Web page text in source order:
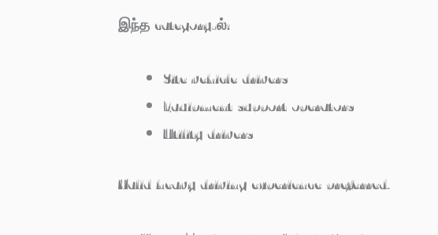
இந்த category-ல்:
Site vehicle drivers
Equipment support operators
Utility drivers
Valid heavy driving experience preferred.